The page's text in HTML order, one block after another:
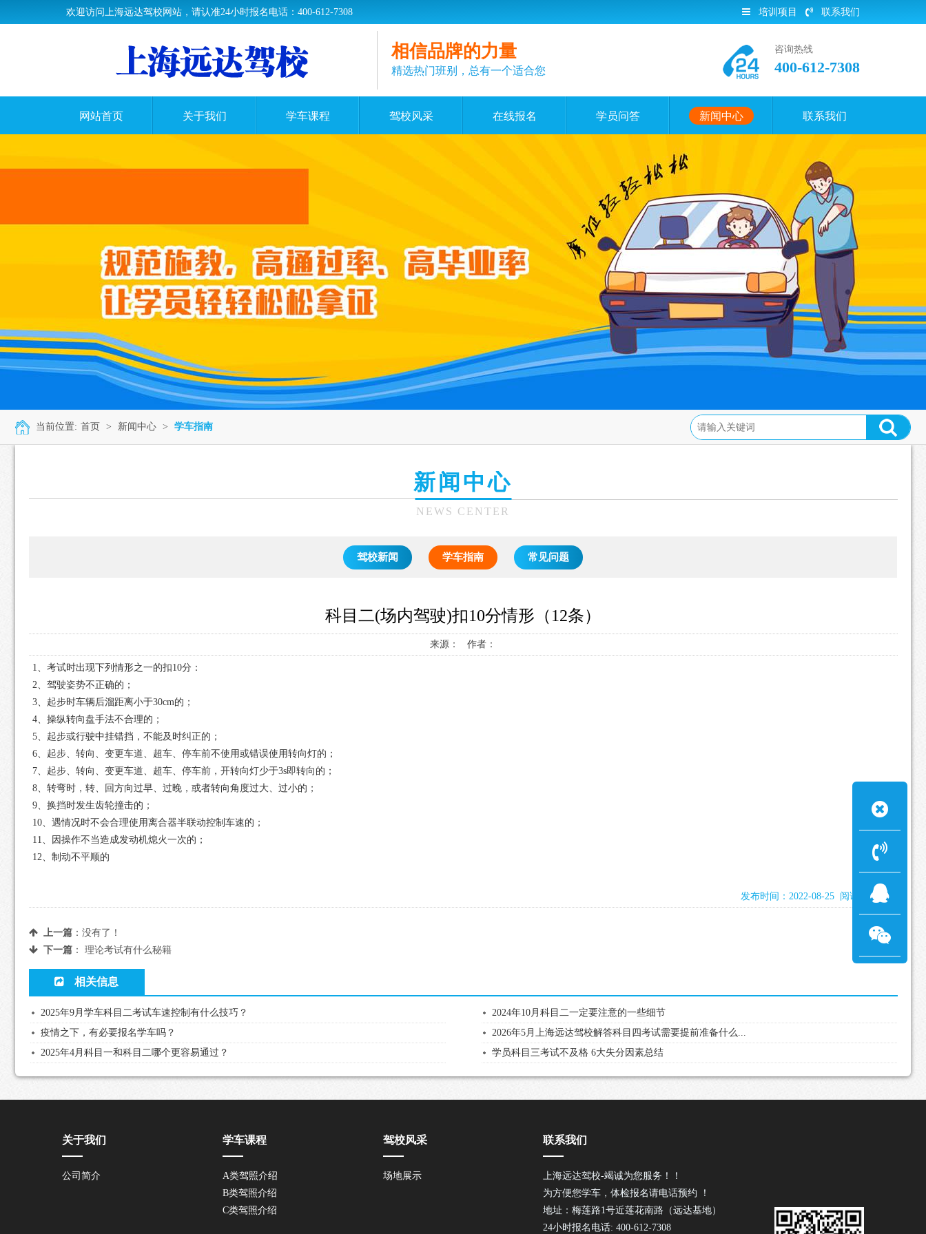
欢迎访问上海远达驾校网站，请认准24小时报名电话：400-612-7308 培训项目 联系我们
相信品牌的力量
精选热门班别，总有一个适合您
咨询热线
400-612-7308
网站首页 关于我们 学车课程 驾校风采 在线报名 学员问答 新闻中心 联系我们
当前位置: 首页 > 新闻中心 > 学车指南
新闻中心
NEWS CENTER
驾校新闻 学车指南 常见问题
科目二(场内驾驶)扣10分情形（12条）
来源： 作者：
1、考试时出现下列情形之一的扣10分：
2、驾驶姿势不正确的；
3、起步时车辆后溜距离小于30cm的；
4、操纵转向盘手法不合理的；
5、起步或行驶中挂错挡，不能及时纠正的；
6、起步、转向、变更车道、超车、停车前不使用或错误使用转向灯的；
7、起步、转向、变更车道、超车、停车前，开转向灯少于3s即转向的；
8、转弯时，转、回方向过早、过晚，或者转向角度过大、过小的；
9、换挡时发生齿轮撞击的；
10、遇情况时不会合理使用离合器半联动控制车速的；
11、因操作不当造成发动机熄火一次的；
12、制动不平顺的
发布时间：2022-08-25 阅读：1928次
上一篇：没有了！
下一篇： 理论考试有什么秘籍
相关信息
2025年9月学车科目二考试车速控制有什么技巧？
2024年10月科目二一定要注意的一些细节
疫情之下，有必要报名学车吗？
2026年5月上海远达驾校解答科目四考试需要提前准备什么...
2025年4月科目一和科目二哪个更容易通过？
学员科目三考试不及格 6大失分因素总结
关于我们
公司简介
学车课程
A类驾照介绍
B类驾照介绍
C类驾照介绍
驾校风采
场地展示
联系我们
上海远达驾校-竭诚为您服务！！
为方便您学车，体检报名请电话预约 ！
地址：梅莲路1号近莲花南路（远达基地）
24小时报名电话: 400-612-7308